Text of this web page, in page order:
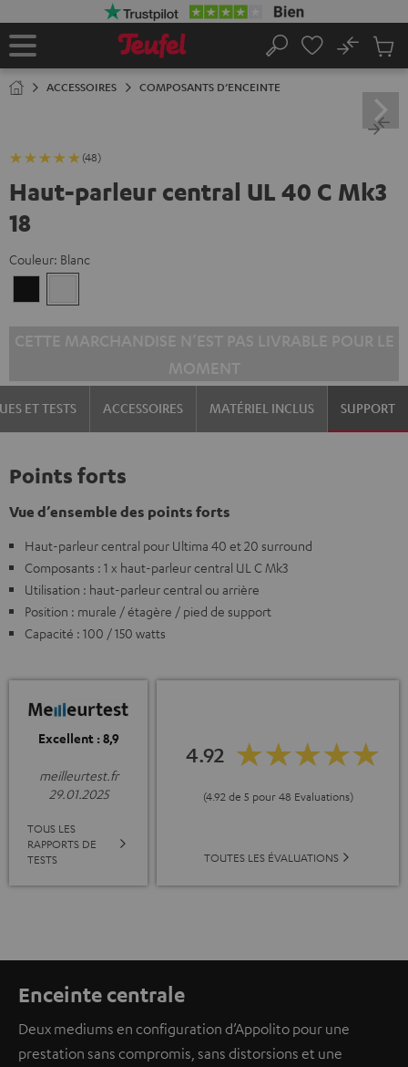
Page
Rechercher
No
panier
ACCESSOIRES COMPOSANTS D’ENCEINTE
(48)
Haut-parleur central UL 40 C Mk3
18
Couleur: Blanc
ET TESTS ACCESSOIRES MATÉRIEL INCLUS SUPPORT
Points forts
Vue d’ensemble des points forts
Haut-parleur central pour Ultima 40 et 20 surround
Composants : 1 x haut-parleur central UL C Mk3
Utilisation : haut-parleur central ou arrière
Position : murale / étagère / pied de support
Capacité : 100 / 150 watts
Excellent : 8,9
meilleurtest.fr
29.01.2025
TOUS LES
RAPPORTS DE
TESTS
4.92
(4.92 de 5 pour 48 Evaluations)
TOUTES LES ÉVALUATIONS
Enceinte centrale
Deux mediums en configuration d’Appolito pour une
prestation sans compromis, sans distorsions et une